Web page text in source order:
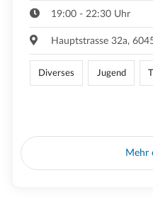
19:00 - 22:30 Uhr
Hauptstrasse 32a,
Diverses Jugend
Mehr